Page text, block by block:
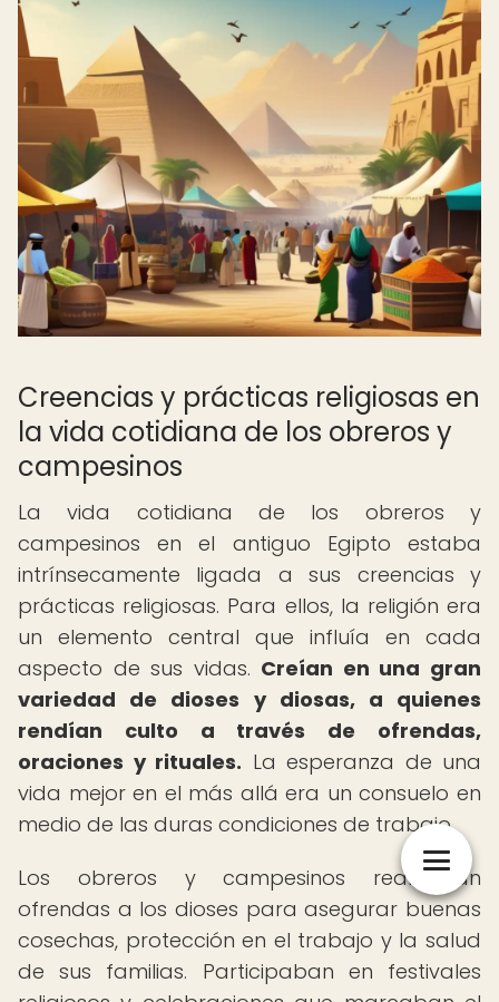
Creencias y prácticas religiosas en
la vida cotidiana de los obreros y
campesinos
La vida cotidiana de los obreros y
campesinos en el antiguo Egipto estaba
intrínsecamente ligada a sus creencias y
prácticas religiosas. Para ellos, la religión era
un elemento central que influía en cada
aspecto de sus vidas. Creían en una gran
variedad de dioses y diosas, a quienes
rendían culto a través de ofrendas,
oraciones y rituales. La esperanza de una
vida mejor en el más allá era un consuelo en
medio de las duras condiciones de trabajo.
Los obreros y campesinos realizaban
ofrendas a los dioses para asegurar buenas
cosechas, protección en el trabajo y la salud
de sus familias. Participaban en festivales